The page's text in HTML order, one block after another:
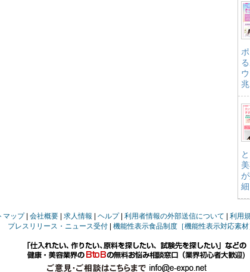
細
マップ 会社概要 求人情報 ヘルプ 利用者情報の外部送信について 利用
プレスリリース・ニュース受付
機能性表示食品制度［機能性表示対応素材